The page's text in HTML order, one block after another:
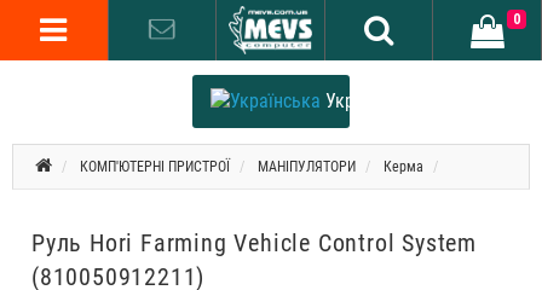
Українська
0
КОМП'ЮТЕРНІ ПРИСТРОЇ МАНІПУЛЯТОРИ Керма
Руль Hori Farming Vehicle Control System
(810050912211)